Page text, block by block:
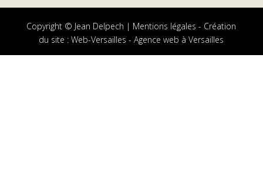
Copyright © Jean Delpech | Mentions légales - Création
du site :Web-Versailles - Agence web à Versailles